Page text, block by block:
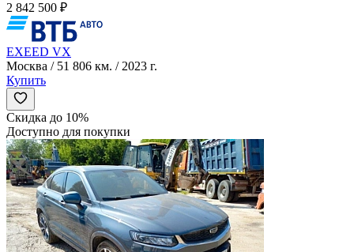
2 842 500 ₽
EXEED VX
Москва / 51 806 км. / 2023 г.
Купить
Скидка до 10%
Доступно для покупки